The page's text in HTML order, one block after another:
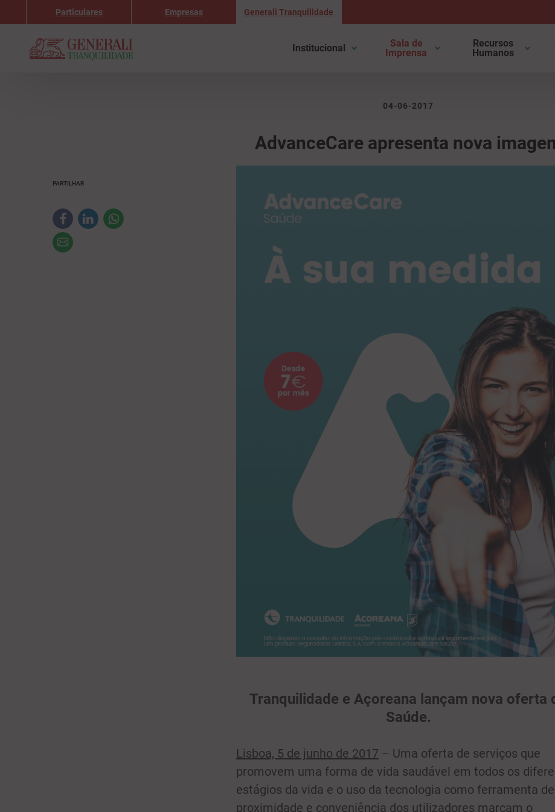
Particulares Empresas Generali Tranquilidade
Institucional
Sala de
Imprensa
Recursos
Humanos
PARTILHAR
04-06-2017
AdvanceCare apresenta nova
Tranquilidade e Açoreana lançam nova oferta
Saúde.
Lisboa, 5 de junho de 2017 – Uma oferta de serviços que
promovem uma forma de vida saudável em todos os
estágios da vida e o uso da tecnologia como ferramenta de
proximidade e conveniência dos utilizadores marcam o